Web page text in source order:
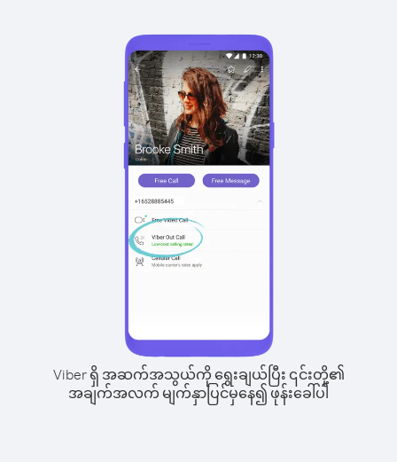
Viber ရှိ အဆက်အသွယ်ကို ရွေးချယ်ပြီး ၎င်းတို့၏
အချက်အလက် မျက်နှာပြင်မှနေ၍ ဖုန်းခေါ်ပါ